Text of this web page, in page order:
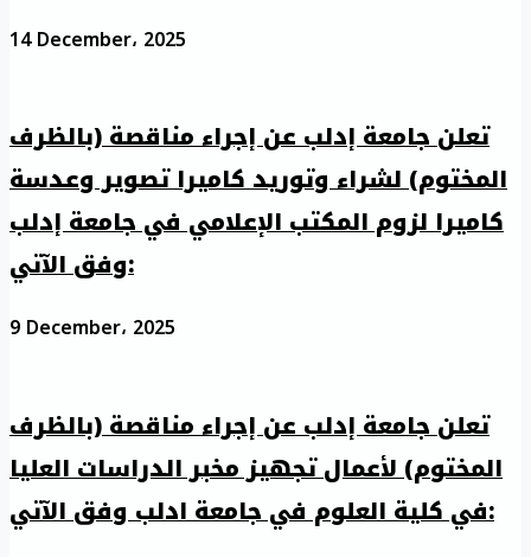
14 December، 2025
تعلن جامعة إدلب عن إجراء مناقصة (بالظرف
المختوم) لشراء وتوريد كاميرا تصوير وعدسة
كاميرا لزوم المكتب الإعلامي في جامعة إدلب
وفق الآتي:
9 December، 2025
تعلن جامعة إدلب عن إجراء مناقصة (بالظرف
المختوم) لأعمال تجهيز مخبر الدراسات العليا
في كلية العلوم في جامعة ادلب وفق الآتي: